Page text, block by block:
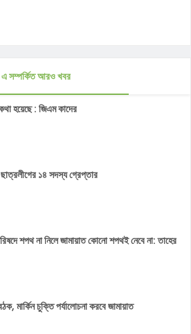
এ সম্পর্কিত আরও খবর
হয়েছে : জিএম কাদের
১৪ সদস্য গ্রেপ্তার
শপথ না নিলে জামায়াত কোনো শপথই নেবে না: তাহের
মার্কিন চুক্তি পর্যালোচনা করবে জামায়াত